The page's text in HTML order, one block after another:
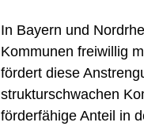
In Bayern und
Kommunen freiwillig
fördert diese
strukturschwachen
förderfähige Anteil in